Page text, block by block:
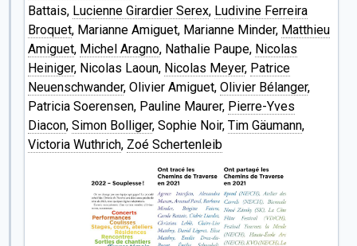
Battais, Lucienne Girardier Serex, Ludivine Ferreira
Broquet, Marianne Amiguet, Marianne Minder, Matthieu
Amiguet, Michel Aragno, Nathalie Paupe, Nicolas
Heiniger, Nicolas Laoun, Nicolas Meyer, Patrice
Neuenschwander, Olivier Amiguet, Olivier Bélanger,
Patricia Soerensen, Pauline Maurer, Pierre-Yves
Diacon, Simon Bolliger, Sophie Noir, Tim Gäumann,
Victoria Wuthrich, Zoé Schertenleib